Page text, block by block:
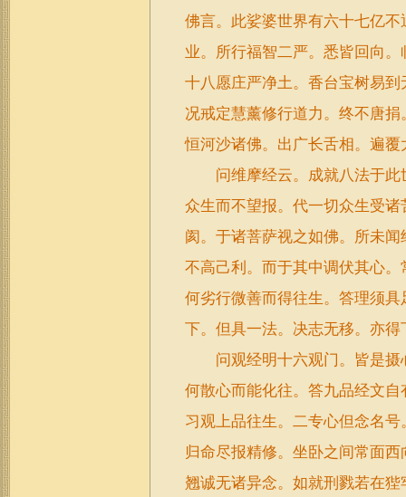
佛言。此娑婆世界有六十七亿
业。所行福智二严。悉皆回向
十八愿庄严净土。香台宝树易
况戒定慧薰修行道力。终不唐
恒河沙诸佛。出广长舌相。遍
问维摩经云。成就八法于此
众生而不望报。代一切众生受
阂。于诸菩萨视之如佛。所未
不高己利。而于其中调伏其心
何劣行微善而得往生。答理须
下。但具一法。决志无移。亦
问观经明十六观门。皆是摄
何散心而能化往。答九品经文
习观上品往生。二专心但念名
归命尽报精修。坐卧之间常面
翘诚无诸异念。如就刑戮若在